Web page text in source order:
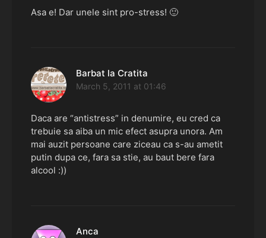
Asa e! Dar unele sint pro-stress! 🙂
Barbat la Cratita
March 5, 2011 at 01:46
Daca are “antistress” in denumire, eu cred ca
trebuie sa aiba un mic efect asupra unora. Am
mai auzit persoane care ziceau ca s-au ametit
putin dupa ce, fara sa stie, au baut bere fara
alcool :))
Anca